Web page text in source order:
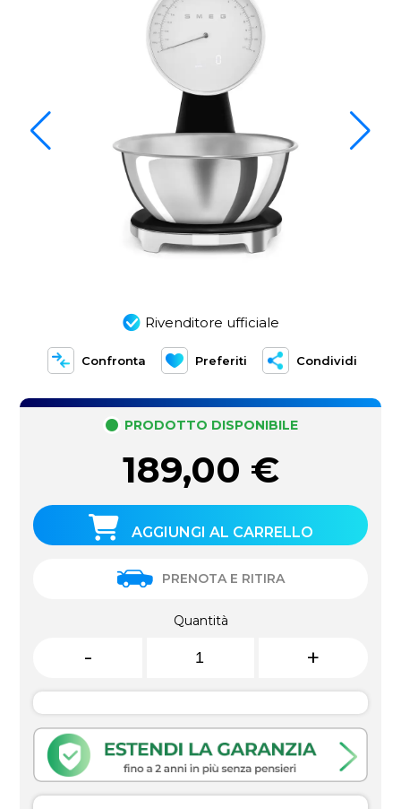
Rivenditore ufficiale
Confronta Preferiti Condividi
PRODOTTO DISPONIBILE
189,00 €
AGGIUNGI AL CARRELLO
PRENOTA E RITIRA
Quantità
- +